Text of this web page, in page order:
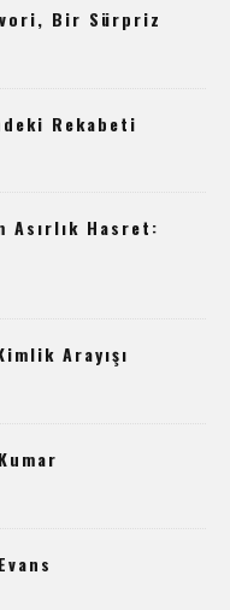
Bir Sürpriz
Rekabeti
Asırlık Hasret:
Arayışı